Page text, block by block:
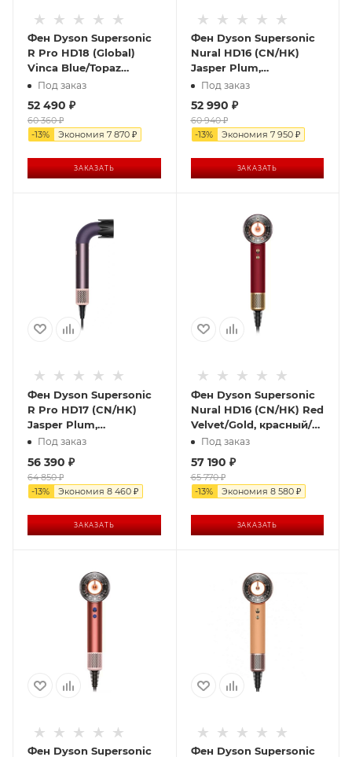
Фен Dyson Supersonic
R Pro HD18 (Global)
Vinca Blue/Topaz
Orange, синий/
Под заказ
52 490 ₽
60 360₽
-13% Экономия 7 870 ₽
ЗАКАЗАТЬ
Фен Dyson Supersonic
Nural HD16 (CN/HK)
Jasper Plum,
фиолетовый
Под заказ
52 990 ₽
60 940₽
-13% Экономия 7 950₽
ЗАКАЗАТЬ
Фен Dyson Supersonic
R Pro HD17 (CN/HK)
Jasper Plum,
фиолетовый
Под заказ
56 390 ₽
64 850₽
-13% Экономия 8 460 ₽
ЗАКАЗАТЬ
Фен Dyson Supersonic
Nural HD16 (CN/HK) Red
Velvet/Gold, красный/
золотой
Под заказ
57 190 ₽
65 770₽
-13% Экономия 8 580₽
ЗАКАЗАТЬ
Фен Dyson Supersonic
Фен Dyson Supersonic